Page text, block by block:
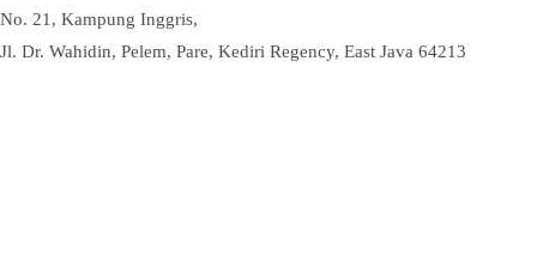
No. 21, Kampung Inggris,
Jl. Dr. Wahidin, Pelem, Pare, Kediri Regency, East Java 64213